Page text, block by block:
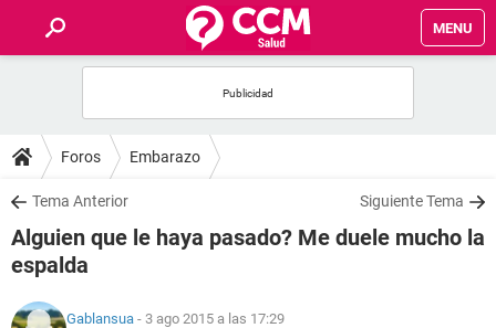
MENU
FOROS
SALUD
FAMILIA
NUTRICIÓN
Foros Embarazo
Tema Anterior Siguiente Tema
Alguien que le haya pasado? Me duele mucho la
espalda
Gablansua - 3 ago 2015 a las 17:29